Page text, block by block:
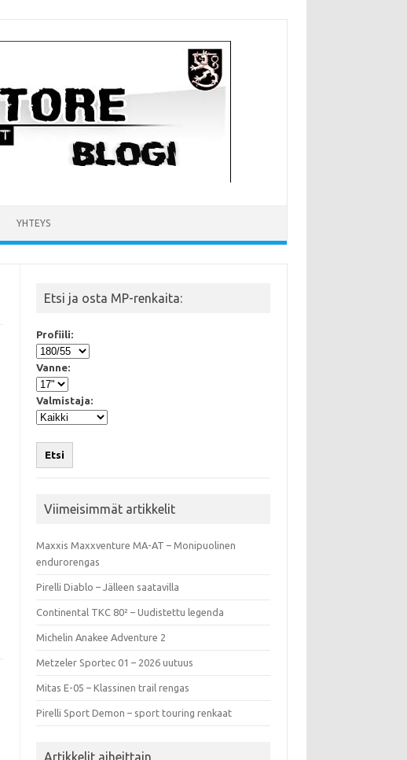
YHTEYS
Etsi ja osta MP-renkaita:
Profiili:
Vanne:
Valmistaja:
Etsi
Viimeisimmät artikkelit
Maxxis Maxxventure MA-AT – Monipuolinen
endurorengas
Pirelli Diablo – Jälleen saatavilla
Continental TKC 80² – Uudistettu legenda
Michelin Anakee Adventure 2
Metzeler Sportec 01 – 2026 uutuus
Mitas E-05 – Klassinen trail rengas
Pirelli Sport Demon – sport touring renkaat
Artikkelit aiheittain